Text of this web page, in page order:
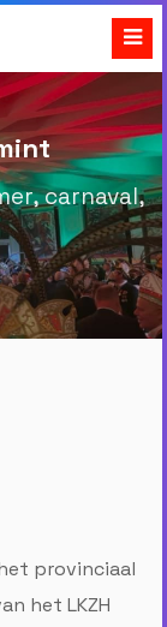
carnaval,
provinciaal
het LKZH